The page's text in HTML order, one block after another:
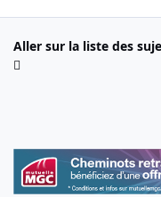
Aller sur la liste des